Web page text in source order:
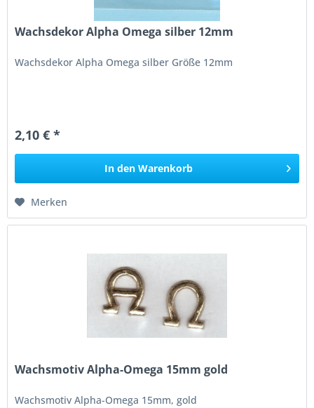
Wachsdekor Alpha Omega silber 12mm
Wachsdekor Alpha Omega silber Größe 12mm
2,10 € *
In den Warenkorb
Merken
Wachsmotiv Alpha-Omega 15mm gold
Wachsmotiv Alpha-Omega 15mm, gold